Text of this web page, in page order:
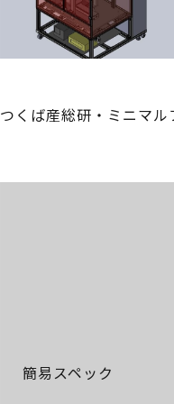
つくば産総研・ミニマル
簡易スペック